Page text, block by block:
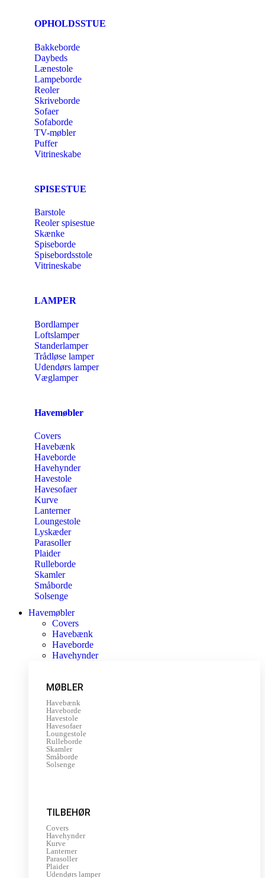
OPHOLDSSTUE
Bakkeborde
Daybeds
Lænestole
Lampeborde
Reoler
Skriveborde
Sofaer
Sofaborde
TV-møbler
Puffer
Vitrineskabe
SPISESTUE
Barstole
Reoler spisestue
Skænke
Spiseborde
Spisebordsstole
Vitrineskabe
LAMPER
Bordlamper
Loftslamper
Standerlamper
Trådløse lamper
Udendørs lamper
Væglamper
Havemøbler
Covers
Havebænk
Haveborde
Havehynder
Havestole
Havesofaer
Kurve
Lanterner
Loungestole
Lyskæder
Parasoller
Plaider
Rulleborde
Skamler
Småborde
Solsenge
Havemøbler
Covers
Havebænk
Haveborde
Havehynder
MØBLER
Havebænk
Haveborde
Havestole
Havesofaer
Loungestole
Rulleborde
Skamler
Småborde
Solsenge
TILBEHØR
Covers
Havehynder
Kurve
Lanterner
Parasoller
Plaider
Udendørs lamper